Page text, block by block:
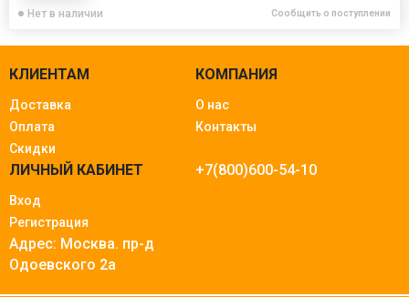
Нет в наличии Сообщить о поступлении
КЛИЕНТАМ
Доставка
Оплата
Скидки
КОМПАНИЯ
О нас
Контакты
ЛИЧНЫЙ КАБИНЕТ
Вход
Регистрация
+7(800)600-54-10
Адрес: Москва. пр-д
Одоевского 2а